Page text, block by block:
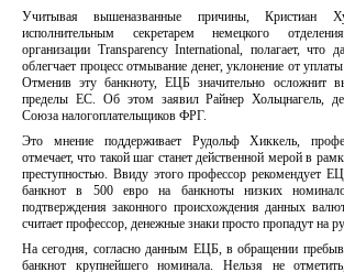
Учитывая вышеназванные причины, Кристиан
исполнительным секретарем немецкого
организации Transparency International, полагает, что
облегчает процесс отмывание денег, уклонение от
Отменив эту банкноту, ЕЦБ значительно осложнит
пределы ЕС. Об этом заявил Райнер Хольцнагель,
Союза налогоплательщиков ФРГ.
Это мнение поддерживает Рудольф Хиккель,
отмечает, что такой шаг станет действенной мерой в
преступностью. Ввиду этого профессор рекомендует
банкнот в 500 евро на банкноты низких
подтверждения законного происхождения данных
считает профессор, денежные знаки просто пропадут на
На сегодня, согласно данным ЕЦБ, в обращении
банкнот крупнейшего номинала. Нельзя не